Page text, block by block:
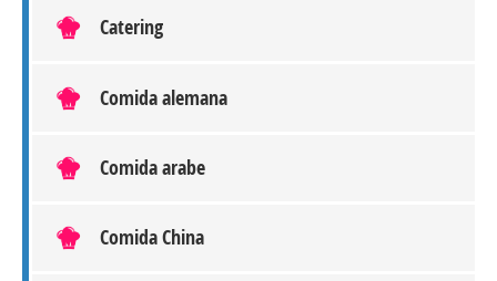
Catering
Comida alemana
Comida arabe
Comida China